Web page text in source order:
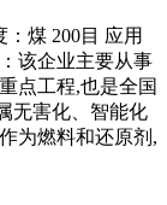
煤 200目 应用
该企业主要从事
点工程,也是全国
无害化、智能化
为燃料和还原剂,